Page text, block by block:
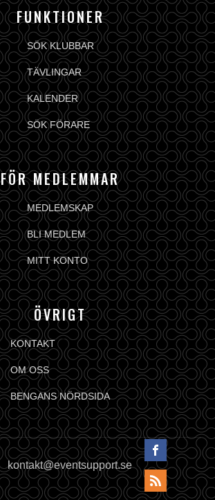
FUNKTIONER
SÖK KLUBBAR
TÄVLINGAR
KALENDER
SÖK FÖRARE
FÖR MEDLEMMAR
MEDLEMSKAP
BLI MEDLEM
MITT KONTO
ÖVRIGT
KONTAKT
OM OSS
BENGANS NÖRDSIDA
kontakt@eventsupport.se